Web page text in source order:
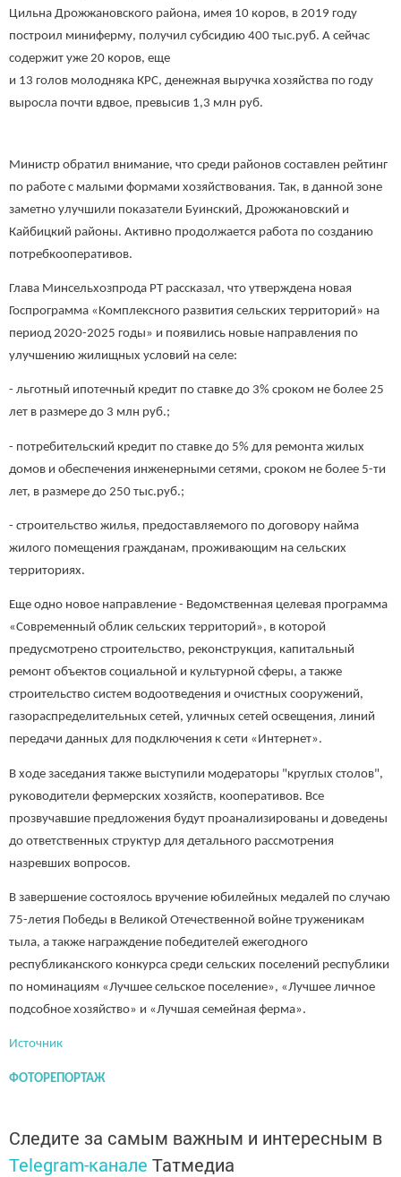
Цильна Дрожжановского района, имея 10 коров, в 2019 году
построил миниферму, получил субсидию 400 тыс.руб. А сейчас
содержит уже 20 коров, еще
и 13 голов молодняка КРС, денежная выручка хозяйства по году
выросла почти вдвое, превысив 1,3 млн руб.
Министр обратил внимание, что среди районов составлен рейтинг
по работе с малыми формами хозяйствования. Так, в данной зоне
заметно улучшили показатели Буинский, Дрожжановский и
Кайбицкий районы. Активно продолжается работа по созданию
потребкооперативов.
Глава Минсельхозпрода РТ рассказал, что утверждена новая
Госпрограмма «Комплексного развития сельских территорий» на
период 2020-2025 годы» и появились новые направления по
улучшению жилищных условий на селе:
- льготный ипотечный кредит по ставке до 3% сроком не более 25
лет в размере до 3 млн руб.;
- потребительский кредит по ставке до 5% для ремонта жилых
домов и обеспечения инженерными сетями, сроком не более 5-ти
лет, в размере до 250 тыс.руб.;
- строительство жилья, предоставляемого по договору найма
жилого помещения гражданам, проживающим на сельских
территориях.
Еще одно новое направление - Ведомственная целевая программа
«Современный облик сельских территорий», в которой
предусмотрено строительство, реконструкция, капитальный
ремонт объектов социальной и культурной сферы, а также
строительство систем водоотведения и очистных сооружений,
газораспределительных сетей, уличных сетей освещения, линий
передачи данных для подключения к сети «Интернет».
В ходе заседания также выступили модераторы "круглых столов",
руководители фермерских хозяйств, кооперативов. Все
прозвучавшие предложения будут проанализированы и доведены
до ответственных структур для детального рассмотрения
назревших вопросов.
В завершение состоялось вручение юбилейных медалей по случаю
75-летия Победы в Великой Отечественной войне труженикам
тыла, а также награждение победителей ежегодного
республиканского конкурса среди сельских поселений республики
по номинациям «Лучшее сельское поселение», «Лучшее личное
подсобное хозяйство» и «Лучшая семейная ферма».
Источник
ФОТОРЕПОРТАЖ
Следите за самым важным и интересным в
Telegram-канале Татмедиа